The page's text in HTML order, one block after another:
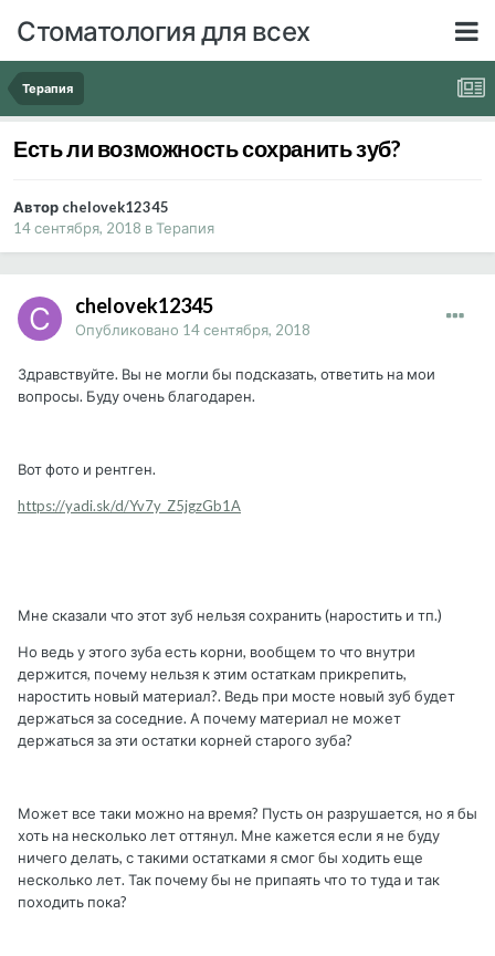
Стоматология для всех
Терапия
Есть ли возможность сохранить зуб?
Автор chelovek12345
14 сентября, 2018 вТерапия
chelovek12345
Опубликовано 14 сентября, 2018
Здравствуйте. Вы не могли бы подсказать, ответить на мои
вопросы. Буду очень благодарен.
Вот фото и рентген.
https://yadi.sk/d/Yv7y_Z5jgzGb1A
Мне сказали что этот зуб нельзя сохранить (наростить и тп.)
Но ведь у этого зуба есть корни, вообщем то что внутри
держится, почему нельзя к этим остаткам прикрепить,
наростить новый материал?. Ведь при мосте новый зуб будет
держаться за соседние. А почему материал не может
держаться за эти остатки корней старого зуба?
Может все таки можно на время? Пусть он разрушается, но я бы
хоть на несколько лет оттянул. Мне кажется если я не буду
ничего делать, с такими остатками я смог бы ходить еще
несколько лет. Так почему бы не припаять что то туда и так
походить пока?